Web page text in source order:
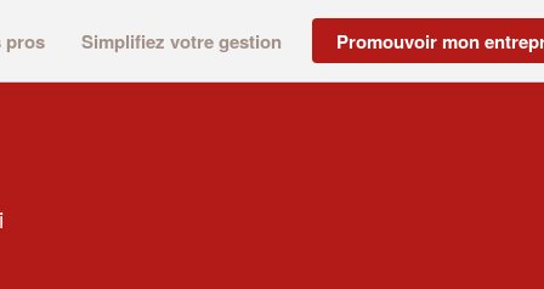
pros Simplifiez votre gestion Promouvoir mon